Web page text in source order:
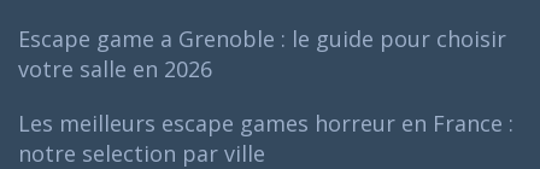
Escape game a Grenoble : le guide pour choisir
votre salle en 2026
Les meilleurs escape games horreur en France :
notre selection par ville